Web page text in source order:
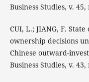
Business Studies, v.
CUI, L.; JIANG, F.
ownership decisions
Chinese outward-
Business Studies, v.